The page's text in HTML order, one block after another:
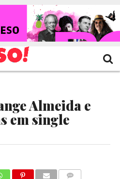
Almeida e
em single